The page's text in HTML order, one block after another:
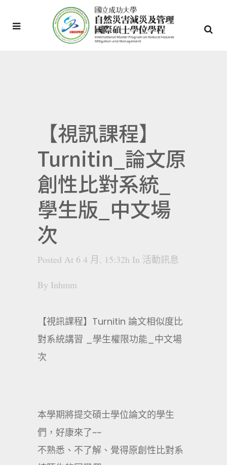
【視訊課程】
Turnitin_論文原
創性比對系統_
學生版_中文場
次
Posted At 6 4 月, 15:32h In 活動訊息
By Inhmm
【視訊課程】Turnitin 論文相似度比
對系統講習 _學生權限功能_中文場
次
本學期將提交碩士學位論文的學生
們，好康來了~~
不熟悉、不了解、覺得原創性比對系